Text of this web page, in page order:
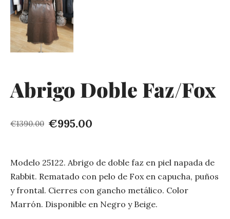
Abrigo Doble Faz/Fox
€1390.00 €995.00
Modelo 25122. Abrigo de doble faz en piel napada de
Rabbit. Rematado con pelo de Fox en capucha, puños
y frontal. Cierres con gancho metálico. Color
Marrón. Disponible en Negro y Beige.